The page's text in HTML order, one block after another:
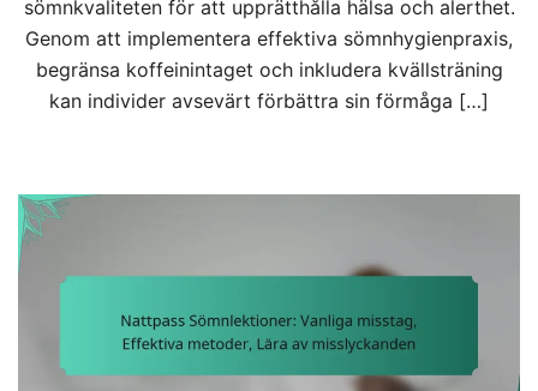
sömnkvaliteten för att upprätthålla hälsa och alerthet.
Genom att implementera effektiva sömnhygienpraxis,
begränsa koffeinintaget och inkludera kvällsträning
kan individer avsevärt förbättra sin förmåga […]